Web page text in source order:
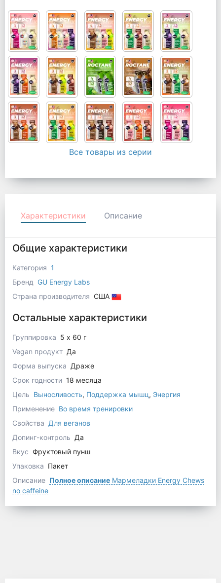
Все товары из серии
Характеристики Описание
Общие характеристики
Категория 1
Бренд
GU Energy Labs
Страна производителя США
Остальные характеристики
Группировка 5 x 60 г
Vegan продукт Да
Форма выпуска Драже
Срок годности 18 месяца
Цель Выносливость, Поддержка мышц, Энергия
Применение Во время тренировки
Свойства Для веганов
Допинг-контроль Да
Вкус Фруктовый пунш
Упаковка Пакет
Описание Полное описаниеМармеладки Energy Chews
no caffeine